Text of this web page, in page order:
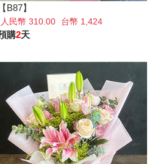
【B87】
人民幣 310.00 台幣 1,424
購2天